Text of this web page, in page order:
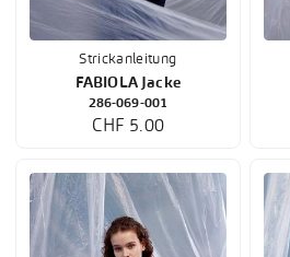
Strickanleitung
FABIOLA Jacke
286-069-001
CHF 5.00